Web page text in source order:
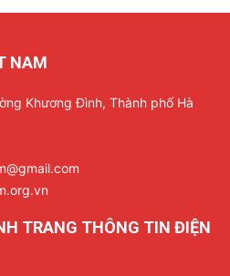
NAM
Khương Đình, Thành phố Hà
TRANG THÔNG TIN ĐIỆN